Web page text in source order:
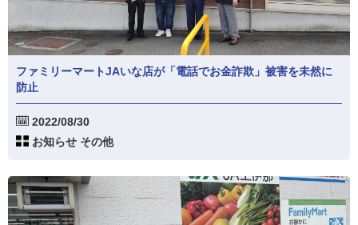
ファミリーマートJAいな店が「電話でお金詐欺」被害を未然に
防止
2022/08/30
お知らせ その他